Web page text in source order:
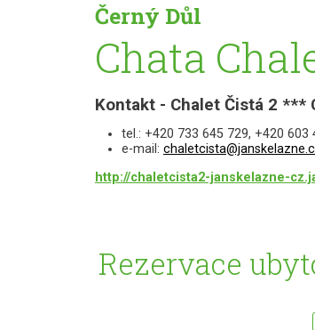
Černý Důl
Chata
Kontakt - Chalet Čistá 2 ***
tel.: +420 733 645 729, +420 603
e-mail:
http://chaletcista2-janskelazne-
Rezervace